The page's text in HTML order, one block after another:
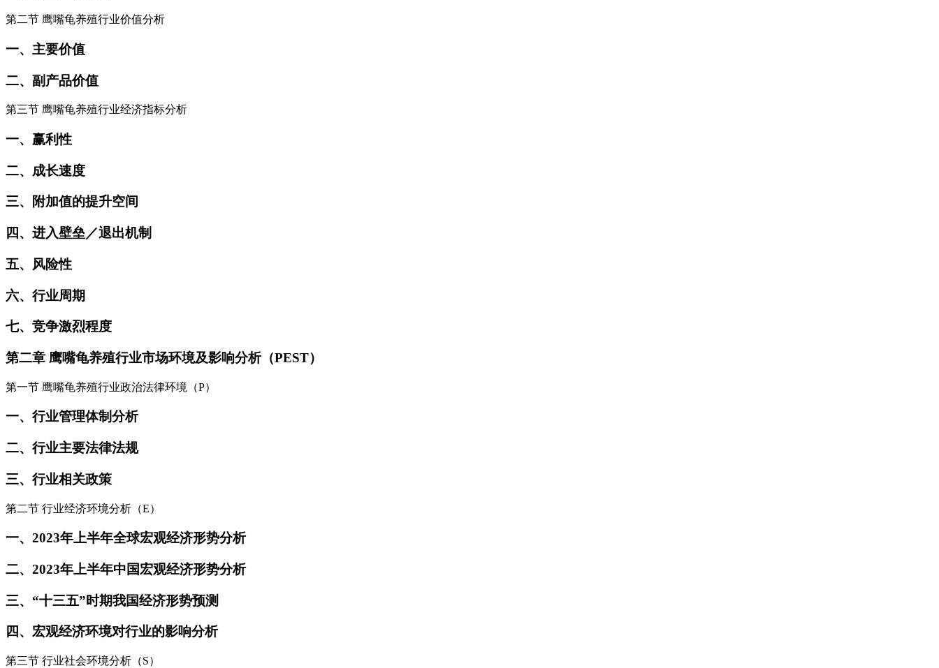
第二节 鹰嘴龟养殖行业价值分析
一、主要价值
二、副产品价值
第三节 鹰嘴龟养殖行业经济指标分析
一、赢利性
二、成长速度
三、附加值的提升空间
四、进入壁垒／退出机制
五、风险性
六、行业周期
七、竞争激烈程度
第二章 鹰嘴龟养殖行业市场环境及影响分析（PEST）
第一节 鹰嘴龟养殖行业政治法律环境（P）
一、行业管理体制分析
二、行业主要法律法规
三、行业相关政策
第二节 行业经济环境分析（E）
一、2023年上半年全球宏观经济形势分析
二、2023年上半年中国宏观经济形势分析
三、“十三五”时期我国经济形势预测
四、宏观经济环境对行业的影响分析
第三节 行业社会环境分析（S）